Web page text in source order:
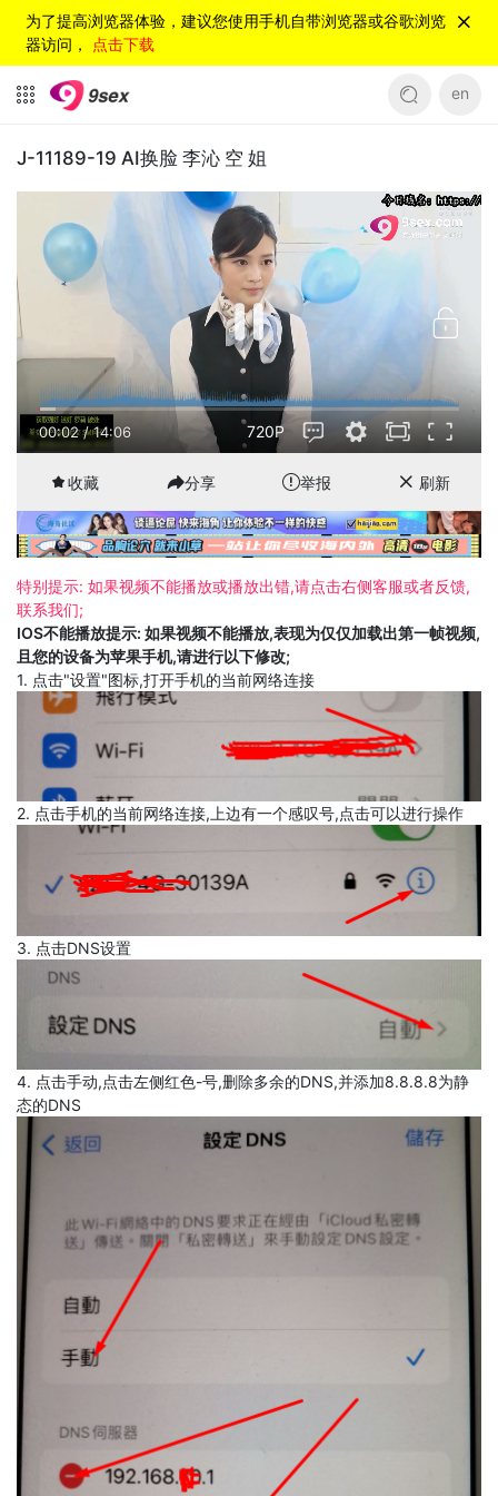
为了提高浏览器体验，建议您使用手机自带浏览器或谷歌浏览
器访问， 点击下载
en
J-11189-19 AI换脸 李沁 空 姐
00:03/14:06 720P
收藏 分享 举报 刷新
特别提示: 如果视频不能播放或播放出错,请点击右侧客服或者反馈,
联系我们;
IOS不能播放提示: 如果视频不能播放,表现为仅仅加载出第一帧视频,
且您的设备为苹果手机,请进行以下修改;
1. 点击"设置"图标,打开手机的当前网络连接
2. 点击手机的当前网络连接,上边有一个感叹号,点击可以进行操作
3. 点击DNS设置
4. 点击手动,点击左侧红色-号,删除多余的DNS,并添加8.8.8.8为静
态的DNS